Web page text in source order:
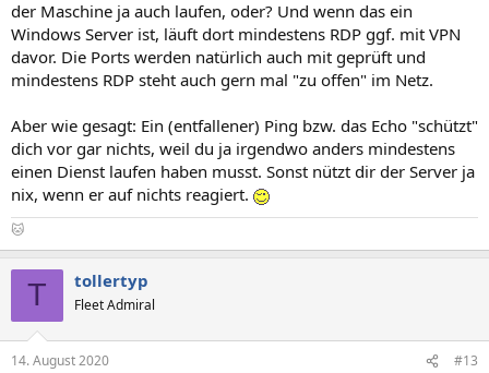
der Maschine ja auch laufen, oder? Und wenn das ein
Windows Server ist, läuft dort mindestens RDP ggf. mit VPN
davor. Die Ports werden natürlich auch mit geprüft und
mindestens RDP steht auch gern mal "zu offen" im Netz.
Aber wie gesagt: Ein (entfallener) Ping bzw. das Echo "schützt"
dich vor gar nichts, weil du ja irgendwo anders mindestens
einen Dienst laufen haben musst. Sonst nützt dir der Server ja
nix, wenn er auf nichts reagiert.
🐱
T tollertyp
Fleet Admiral
14. August 2020 #13